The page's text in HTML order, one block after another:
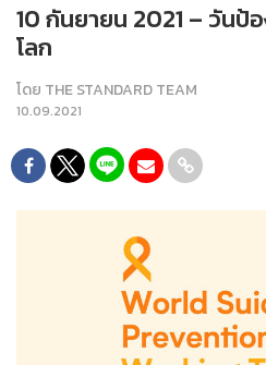
10 กันยายน 2021 – วันป้
โลก
โดย THE STANDARD TEAM
10.09.2021